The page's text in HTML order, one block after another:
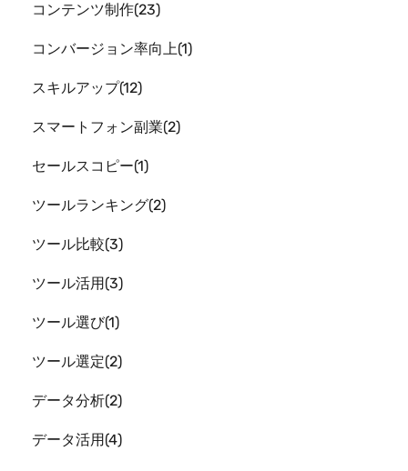
コンテンツ制作 23
コンバージョン率向上 1
スキルアップ 12
スマートフォン副業 2
セールスコピー 1
ツールランキング 2
ツール比較 3
ツール活用 3
ツール選び 1
ツール選定 2
データ分析 2
データ活用 4